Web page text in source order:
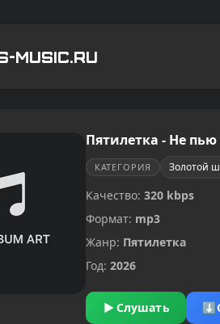
MUSIC.RU
Пятилетка - Не
КАТЕГОРИЯ Золотой
Качество: 320 kbps
Формат: mp3
Жанр: Пятилетка
Год: 2026
▶ Слушать ⬇